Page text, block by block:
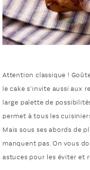
Attention classique !
le cake s’invite aussi aux
large palette de
permet à tous les
Mais sous ses abords de
manquent pas. On vous
astuces pour les éviter et